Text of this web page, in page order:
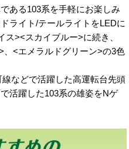
ある103系を手軽にお楽しみ
ライト/テールライトをLEDに
><スカイブルー>に続き、
<エメラルドグリーン>の3色
などで活躍した高運転台先頭
活躍した103系の雄姿をNゲ